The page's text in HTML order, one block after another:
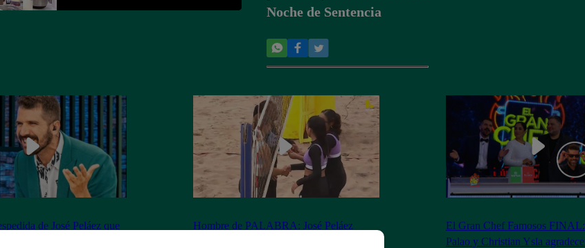
Noche de Sentencia
de José Peláez que
Hombre de PALABRA: José Peláez
El Gran Chef Famosos
Palao y Christian Ysla